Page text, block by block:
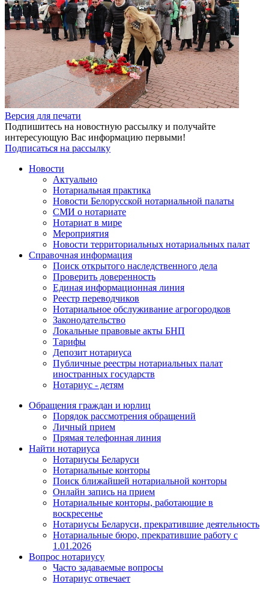
Версия для печати
Подпишитесь на новостную рассылку и получайте
интересующую Вас информацию первыми!
Подписаться на рассылку
Новости
Актуально
Нотариальная практика
Новости Белорусской нотариальной палаты
СМИ о нотариате
Нотариат в мире
Мероприятия
Новости территориальных нотариальных палат
Справочная информация
Поиск открытого наследственного дела
Проверить доверенность
Единая информационная линия
Реестр переводчиков
Нотариальное обслуживание агрогородков
Законодательство
Локальные правовые акты БНП
Тарифы
Депозит нотариуса
Публичные реестры нотариальных палат
иностранных государств
Нотариус - детям
Обращения граждан и юрлиц
Порядок рассмотрения обращений
Личный прием
Прямая телефонная линия
Найти нотариуса
Нотариусы Беларуси
Нотариальные конторы
Поиск ближайшей нотариальной конторы
Онлайн запись на прием
Нотариальные конторы, работающие в
воскресенье
Нотариусы Беларуси, прекратившие деятельность
Нотариальные бюро, прекратившие работу с
1.01.2026
Вопрос нотариусу
Часто задаваемые вопросы
Нотариус отвечает